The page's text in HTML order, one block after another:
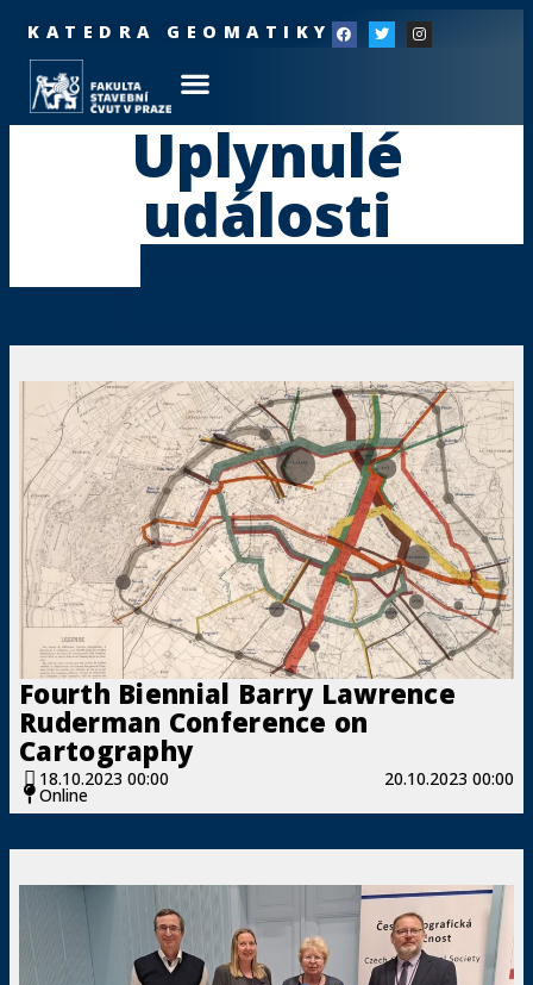
KATEDRA GEOMATIKY
Uplynulé
události
Fourth Biennial Barry Lawrence
Ruderman Conference on
Cartography
18.10.2023 00:00 20.10.2023 00:00
Online